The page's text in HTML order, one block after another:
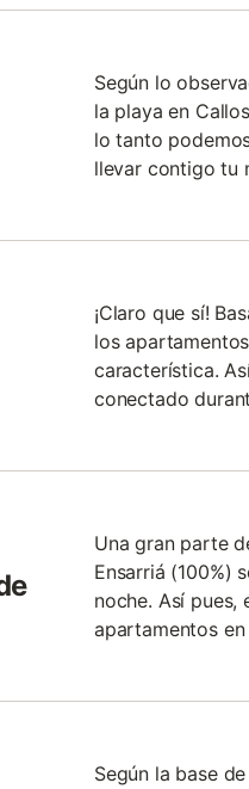
Según lo
la playa en
lo tanto
llevar contigo tu
¡Claro que sí!
los
característica.
conectado
Una gran parte
Ensarriá (100%)
noche. Así
apartamentos
Según la base